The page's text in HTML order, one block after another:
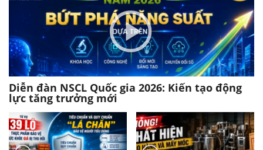
Diễn đàn NSCL Quốc gia 2026: Kiến tạo động
lực tăng trưởng mới